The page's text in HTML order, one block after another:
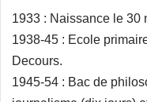
1933 : Naissance le 30
1938-45 : Ecole
Decours.
1945-54 : Bac de